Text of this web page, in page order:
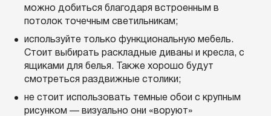
можно добиться благодаря встроенным в
потолок точечным светильникам;
используйте только функциональную мебель.
Стоит выбирать раскладные диваны и кресла, с
ящиками для белья. Также хорошо будут
смотреться раздвижные столики;
не стоит использовать темные обои с крупным
рисунком — визуально они «воруют»